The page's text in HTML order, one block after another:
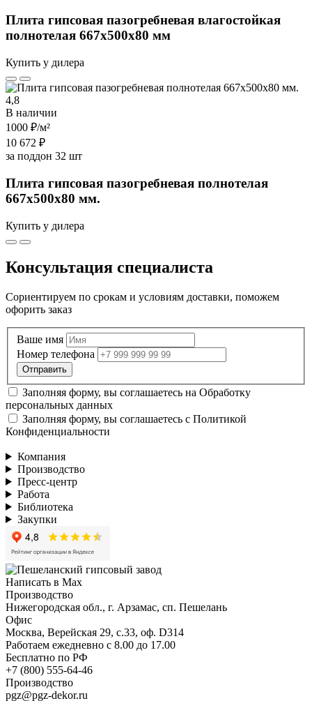
Плита гипсовая пазогребневая влагостойкая
полнотелая 667х500х80 мм
Купить у дилера
4,8
В наличии
1000 ₽/м²
10 672 ₽
за поддон 32 шт
Плита гипсовая пазогребневая полнотелая
667х500х80 мм.
Купить у дилера
Консультация специалиста
Сориентируем по срокам и условиям доставки, поможем
офорить заказ
Ваше имя
Номер телефона
Заполняя форму, вы соглашаетесь на Обработку
персональных данных
Заполняя форму, вы соглашаетесь с Политикой
Конфиденциальности
Компания
Производство
Пресс-центр
Работа
Библиотека
Закупки
Написать в Max
Производство
Нижегородская обл., г. Арзамас, сп. Пешелань
Офис
Москва, Верейская 29, с.33, оф. D314
Работаем ежедневно с 8.00 до 17.00
Бесплатно по РФ
+7 (800) 555-64-46
Производство
pgz@pgz-dekor.ru